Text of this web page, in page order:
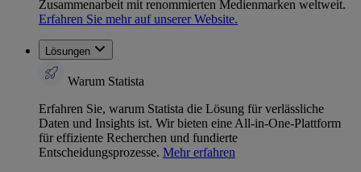
Zusammenarbeit mit renommierten Medienmarken weltweit.
Erfahren Sie mehr auf unserer Website.
Lösungen
Warum Statista
Erfahren Sie, warum Statista die Lösung für verlässliche
Daten und Insights ist. Wir bieten eine All-in-One-Plattform
für effiziente Recherchen und fundierte
Entscheidungsprozesse. Mehr erfahren